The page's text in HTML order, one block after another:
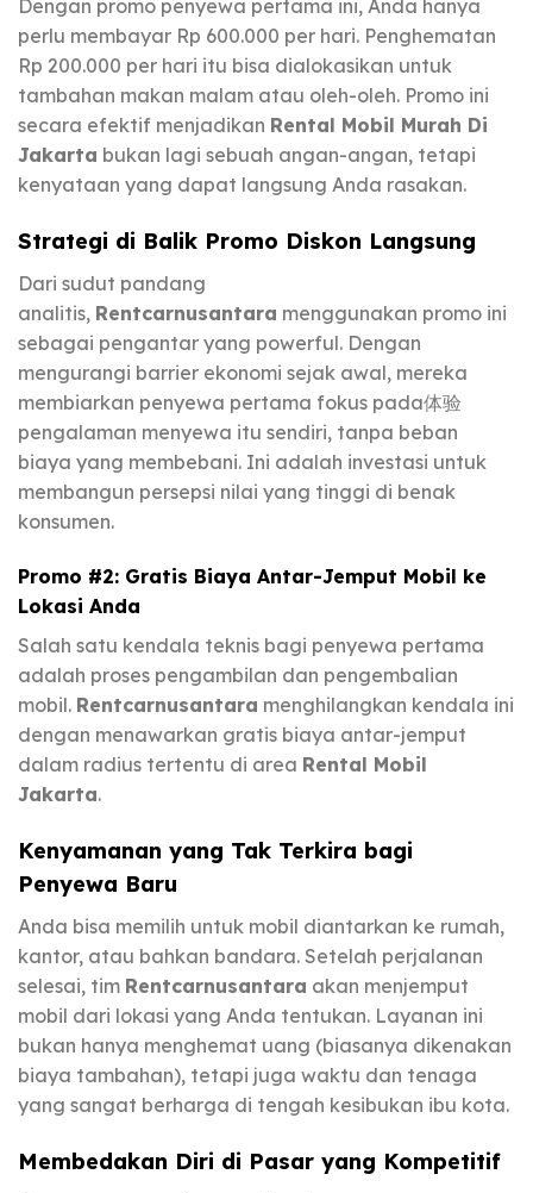
Dengan promo penyewa pertama ini, Anda hanya
perlu membayar Rp 600.000 per hari. Penghematan
Rp 200.000 per hari itu bisa dialokasikan untuk
tambahan makan malam atau oleh-oleh. Promo ini
secara efektif menjadikan Rental Mobil Murah Di
Jakarta bukan lagi sebuah angan-angan, tetapi
kenyataan yang dapat langsung Anda rasakan.
Strategi di Balik Promo Diskon Langsung
Dari sudut pandang
analitis, Rentcarnusantara menggunakan promo ini
sebagai pengantar yang powerful. Dengan
mengurangi barrier ekonomi sejak awal, mereka
membiarkan penyewa pertama fokus pada体验
pengalaman menyewa itu sendiri, tanpa beban
biaya yang membebani. Ini adalah investasi untuk
membangun persepsi nilai yang tinggi di benak
konsumen.
Promo #2: Gratis Biaya Antar-Jemput Mobil ke
Lokasi Anda
Salah satu kendala teknis bagi penyewa pertama
adalah proses pengambilan dan pengembalian
mobil. Rentcarnusantara menghilangkan kendala ini
dengan menawarkan gratis biaya antar-jemput
dalam radius tertentu di area Rental Mobil
Jakarta.
Kenyamanan yang Tak Terkira bagi
Penyewa Baru
Anda bisa memilih untuk mobil diantarkan ke rumah,
kantor, atau bahkan bandara. Setelah perjalanan
selesai, tim Rentcarnusantara akan menjemput
mobil dari lokasi yang Anda tentukan. Layanan ini
bukan hanya menghemat uang (biasanya dikenakan
biaya tambahan), tetapi juga waktu dan tenaga
yang sangat berharga di tengah kesibukan ibu kota.
Membedakan Diri di Pasar yang Kompetitif